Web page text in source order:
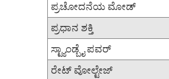
ಪ್ರಚೋದನೆಯ ಮೋಡ್
ಪ್ರಧಾನ ಶಕ್ತಿ
ಸ್ಟ್ಯಾಂಡ್ಬೈ ಪವರ್
ರೇಟ್ ವೋಲ್ಟೇಜ್